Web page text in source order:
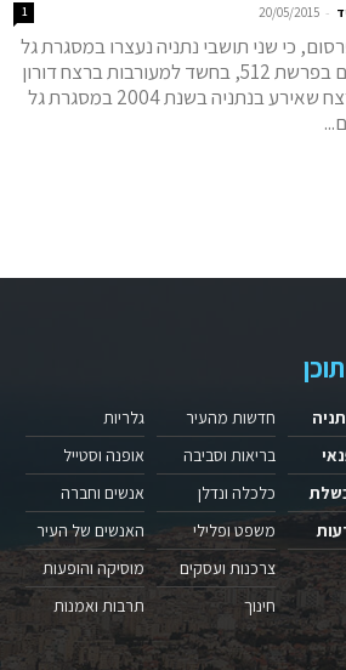
-
20/05/2015
1
כי שני תושבי נתניה נעצרו במסגרת גל
המעצרים בפרשת 512, בחשד למעורבות ברצח דורון
סרוסי; רצח שאירע בנתניה בשנת 2004 במסגרת גל
חדשות מהעיר
בריאות וסביבה
כלכלה ונדלן
משפט ופלילי
צרכנות ועסקים
חינוך
גלריות
אופנה וסטייל
אנשים וחברה
האנשים של העיר
מוסיקה והופעות
תרבות ואמנות